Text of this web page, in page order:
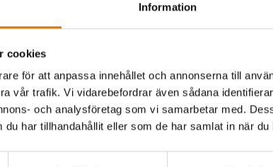
Information
cookies
för att anpassa innehållet och annonserna till
vår trafik. Vi vidarebefordrar även sådana
och analysföretag som vi samarbetar med.
du har tillhandahållit eller som de har samlat in när